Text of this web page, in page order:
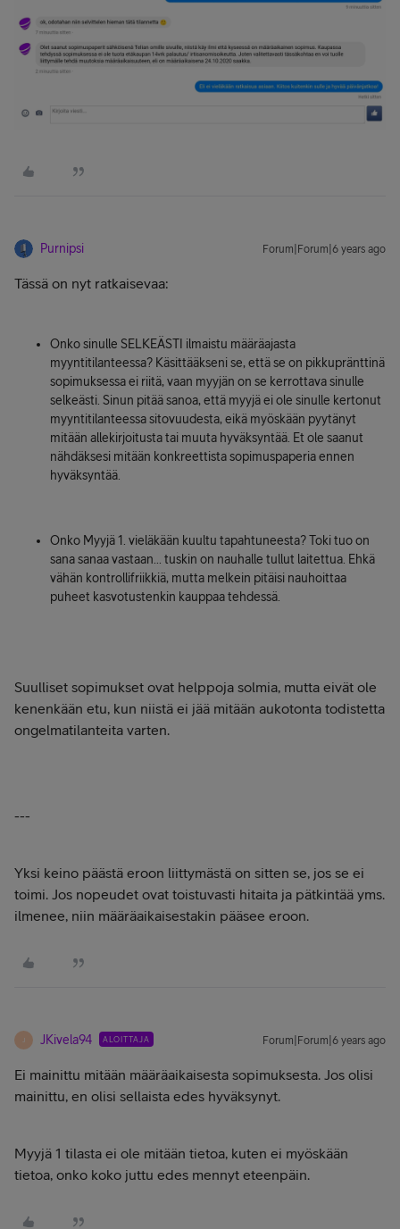
Purnipsi Forum|Forum|6 years ago
Tässä on nyt ratkaisevaa:
Onko sinulle SELKEÄSTI ilmaistu määräajasta
myyntitilanteessa? Käsittääkseni se, että se on pikkupränttinä
sopimuksessa ei riitä, vaan myyjän on se kerrottava sinulle
selkeästi. Sinun pitää sanoa, että myyjä ei ole sinulle kertonut
myyntitilanteessa sitovuudesta, eikä myöskään pyytänyt
mitään allekirjoitusta tai muuta hyväksyntää. Et ole saanut
nähdäksesi mitään konkreettista sopimuspaperia ennen
hyväksyntää.
Onko Myyjä 1. vieläkään kuultu tapahtuneesta? Toki tuo on
sana sanaa vastaan... tuskin on nauhalle tullut laitettua. Ehkä
vähän kontrollifriikkiä, mutta melkein pitäisi nauhoittaa
puheet kasvotustenkin kauppaa tehdessä.
Suulliset sopimukset ovat helppoja solmia, mutta eivät ole
kenenkään etu, kun niistä ei jää mitään aukotonta todistetta
ongelmatilanteita varten.
---
Yksi keino päästä eroon liittymästä on sitten se, jos se ei
toimi. Jos nopeudet ovat toistuvasti hitaita ja pätkintää yms.
ilmenee, niin määräaikaisestakin pääsee eroon.
J JKivela94 ALOITTAJA Forum|Forum|6 years ago
Ei mainittu mitään määräaikaisesta sopimuksesta. Jos olisi
mainittu, en olisi sellaista edes hyväksynyt.
Myyjä 1 tilasta ei ole mitään tietoa, kuten ei myöskään
tietoa, onko koko juttu edes mennyt eteenpäin.